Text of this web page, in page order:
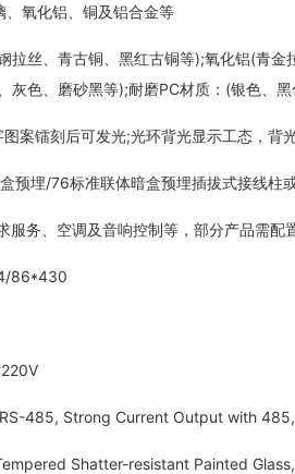
氧化铝、铜及铝合金等
丝、青古铜、黑红古铜等);氧化铝(青金
灰色、磨砂黑等);耐磨PC材质：(银色、
镭刻后可发光;光环背光显示工态，背
埋/76标准联体暗盒预埋插拔式接线柱
务、空调及音响控制等，部分产品需配
86*430
485, Strong Current Output with
Shatter-resistant Painted